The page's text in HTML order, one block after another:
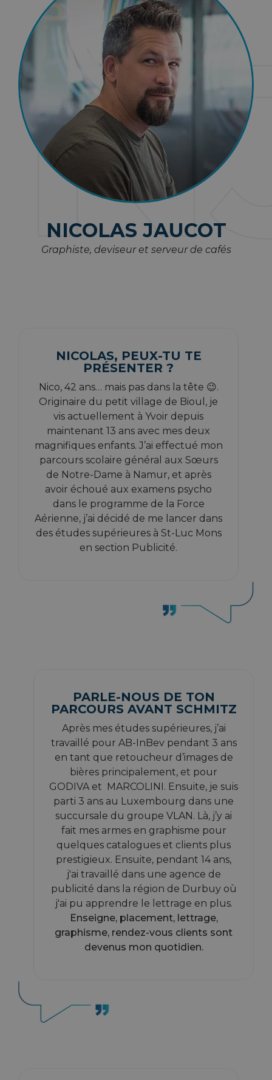
NICOLAS JAUCOT
Graphiste, deviseur et serveur de cafés
NICOLAS, PEUX-TU TE
PRÉSENTER ?
Nico, 42 ans… mais pas dans la tête 😉.
Originaire du petit village de Bioul, je
vis actuellement à Yvoir depuis
maintenant 13 ans avec mes deux
magnifiques enfants. J’ai effectué mon
parcours scolaire général aux Sœurs
de Notre-Dame à Namur, et après
avoir échoué aux examens psycho
dans le programme de la Force
Aérienne, j’ai décidé de me lancer dans
des études supérieures à St-Luc Mons
en section Publicité.
PARLE-NOUS DE TON
PARCOURS AVANT SCHMITZ
Après mes études supérieures, j’ai
travaillé pour AB-InBev pendant 3 ans
en tant que retoucheur d’images de
bières principalement, et pour
GODIVA et MARCOLINI. Ensuite, je suis
parti 3 ans au Luxembourg dans une
succursale du groupe VLAN. Là, j’y ai
fait mes armes en graphisme pour
quelques catalogues et clients plus
prestigieux. Ensuite, pendant 14 ans,
j'ai travaillé dans une agence de
publicité dans la région de Durbuy où
j'ai pu apprendre le lettrage en plus.
Enseigne, placement, lettrage,
graphisme, rendez-vous clients sont
devenus mon quotidien.